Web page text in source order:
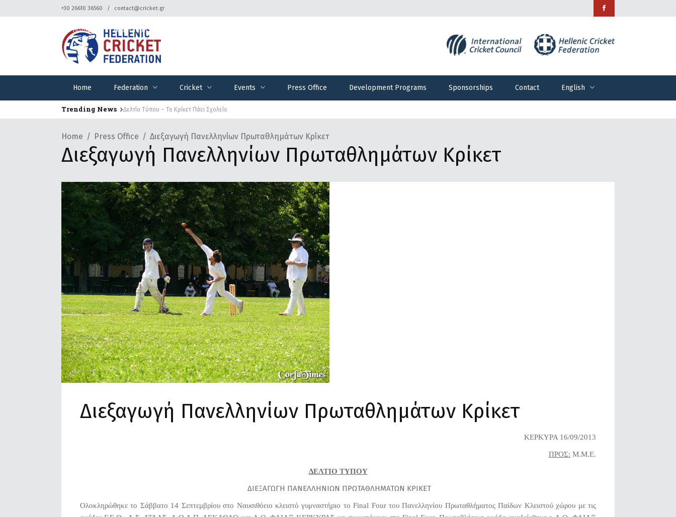
+30 26610 36560 contact@cricket.gr
Home Federation Cricket Events Press Office Development Programs Sponsorships Contact English
Home Federation
Trending News Δελτίο Τύπου – Το Κρίκετ Πάει Σχολείο
Home Press Office Διεξαγωγή Πανελληνίων Πρωταθλημάτων Κρίκετ
Διεξαγωγή Πανελληνίων Πρωταθλημάτων Κρίκετ
Διεξαγωγή Πανελληνίων Πρωταθλημάτων Κρίκετ
ΚΕΡΚΥΡΑ 16/09/2013
ΠΡΟΣ: Μ.Μ.Ε.
ΔΕΛΤΙΟ ΤΥΠΟΥ
ΔΙΕΞΑΓΩΓΗ ΠΑΝΕΛΛΗΝΙΩΝ ΠΡΩΤΑΘΛΗΜΑΤΩΝ ΚΡΙΚΕΤ
Ολοκληρώθηκε το Σάββατο 14 Σεπτεμβρίου στο Ναυσιθόειο κλειστό γυμναστήριο το Final Four του Πανελληνίου Πρωταθλήματος Παίδων Κλειστού χώρου με τις